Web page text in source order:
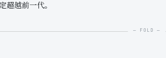
超越前一代。